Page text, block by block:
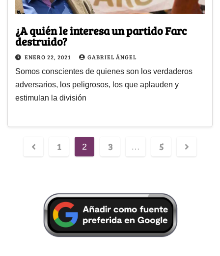
¿A quién le interesa un partido Farc
destruido?
ENERO 22, 2021 GABRIEL ÁNGEL
Somos conscientes de quienes son los verdaderos
adversarios, los peligrosos, los que aplauden y
estimulan la división
1 2 3 … 5